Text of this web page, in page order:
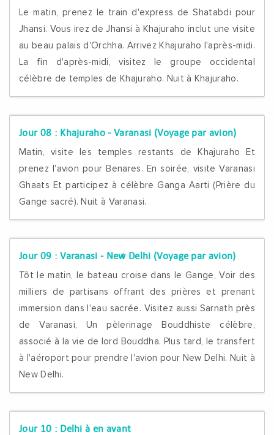
Le matin, prenez le train d'express de Shatabdi pour
Jhansi. Vous irez de Jhansi à Khajuraho inclut une visite
au beau palais d'Orchha. Arrivez Khajuraho l'après-midi.
La fin d'après-midi, visitez le groupe occidental
célèbre de temples de Khajuraho. Nuit à Khajuraho.
Jour 08 : Khajuraho - Varanasi (Voyage par avion)
Matin, visite les temples restants de Khajuraho Et
prenez l'avion pour Benares. En soirée, visite Varanasi
Ghaats Et participez à célèbre Ganga Aarti (Prière du
Gange sacré). Nuit à Varanasi.
Jour 09 : Varanasi - New Delhi (Voyage par avion)
Tôt le matin, le bateau croise dans le Gange, Voir des
milliers de partisans offrant des prières et prenant
immersion dans l'eau sacrée. Visitez aussi Sarnath près
de Varanasi, Un pèlerinage Bouddhiste célèbre,
associé à la vie de lord Bouddha. Plus tard, le transfert
à l'aéroport pour prendre l'avion pour New Delhi. Nuit à
New Delhi.
Jour 10 : Delhi à en avant